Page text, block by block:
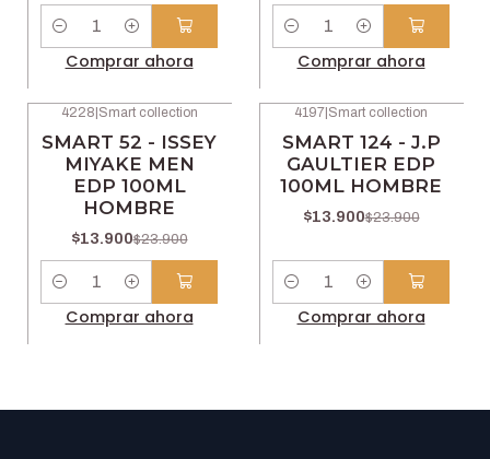
Cantidad
Comprar ahora
Cantidad
Comprar ahora
4228|Smart collection
SMART 52 - ISSEY
MIYAKE MEN
EDP 100ML
HOMBRE
$13.900$23.900
Cantidad
Comprar ahora
4197|Smart collection
SMART 124 - J.P
GAULTIER EDP
100ML HOMBRE
$13.900$23.900
Cantidad
Comprar ahora